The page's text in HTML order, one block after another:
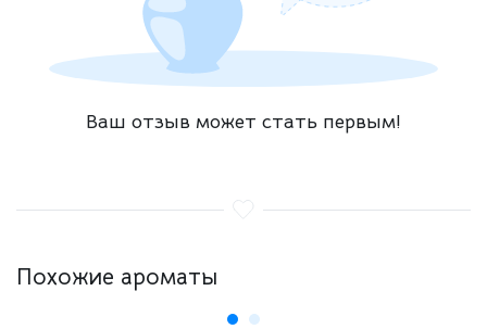
Ваш отзыв может стать первым!
Похожие ароматы